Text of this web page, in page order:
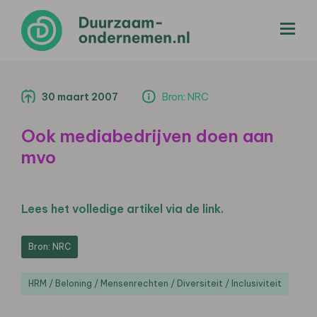
30 maart 2007 Bron: NRC
Ook mediabedrijven doen aan
mvo
Lees het volledige artikel via de link.
Bron: NRC
HRM / Beloning / Mensenrechten / Diversiteit / Inclusiviteit